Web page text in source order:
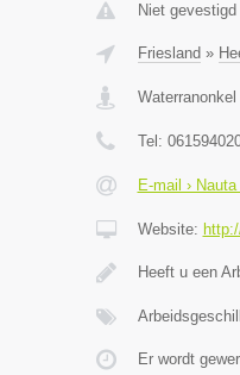
Niet
Friesland »
Waterranonkel
Tel:
E-mail ›
Website:
Heeft u een
Er wordt